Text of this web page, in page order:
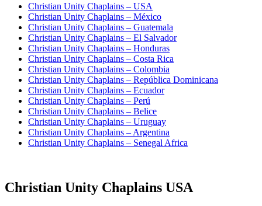
Christian Unity Chaplains – USA
Christian Unity Chaplains – México
Christian Unity Chaplains – Guatemala
Christian Unity Chaplains – El Salvador
Christian Unity Chaplains – Honduras
Christian Unity Chaplains – Costa Rica
Christian Unity Chaplains – Colombia
Christian Unity Chaplains – República Dominicana
Christian Unity Chaplains – Ecuador
Christian Unity Chaplains – Perú
Christian Unity Chaplains – Belice
Christian Unity Chaplains – Uruguay
Christian Unity Chaplains – Argentina
Christian Unity Chaplains – Senegal Africa
Christian Unity Chaplains USA